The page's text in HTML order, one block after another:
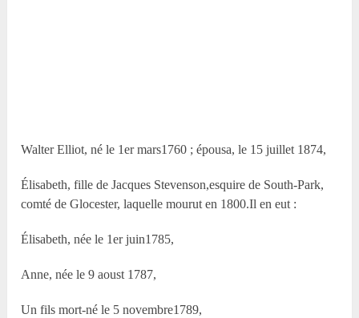
Walter Elliot, né le 1ermars1760 ; épousa, le 15 juillet 1874,
Élisabeth, fille de Jacques Stevenson,esquire de South-Park,
comté de Glocester, laquelle mourut en 1800.Il en eut :
Élisabeth, née le 1erjuin1785,
Anne, née le 9 aoust 1787,
Un fils mort-né le 5 novembre1789,